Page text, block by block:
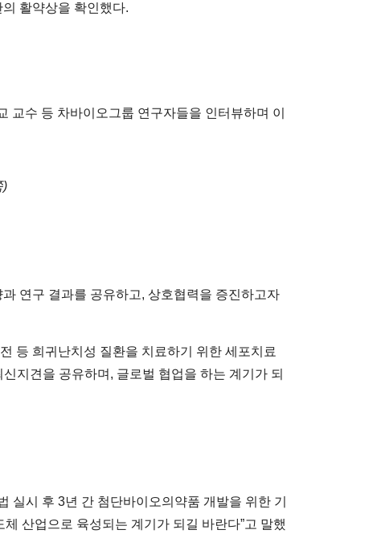
활약상을 확인했다.
교수 등 차바이오그룹 연구자들을 인터뷰하며 이
)
연구 결과를 공유하고, 상호협력을 증진하고자
등 희귀난치성 질환을 치료하기 위한 세포치료
지견을 공유하며, 글로벌 협업을 하는 계기가 되
실시 후 3년 간 첨단바이오의약품 개발을 위한 기
산업으로 육성되는 계기가 되길 바란다”고 말했